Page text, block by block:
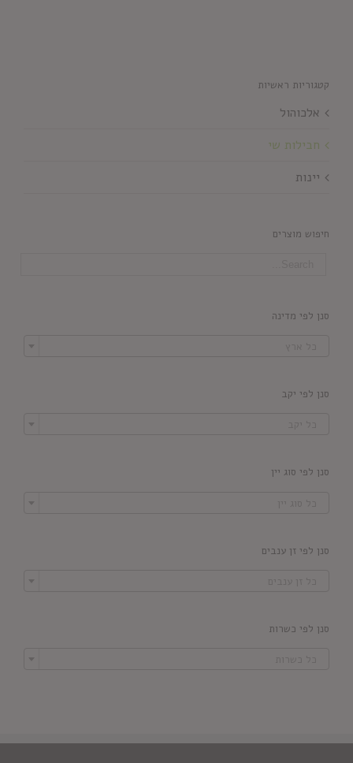
קטגוריות ראשיות
אלכוהול
חבילות שי
יינות
חיפוש מוצרים
סנן לפי מדינה
סנן לפי יקב
סנן לפי סוג יין
סנן לפי זן ענבים
סנן לפי כשרות